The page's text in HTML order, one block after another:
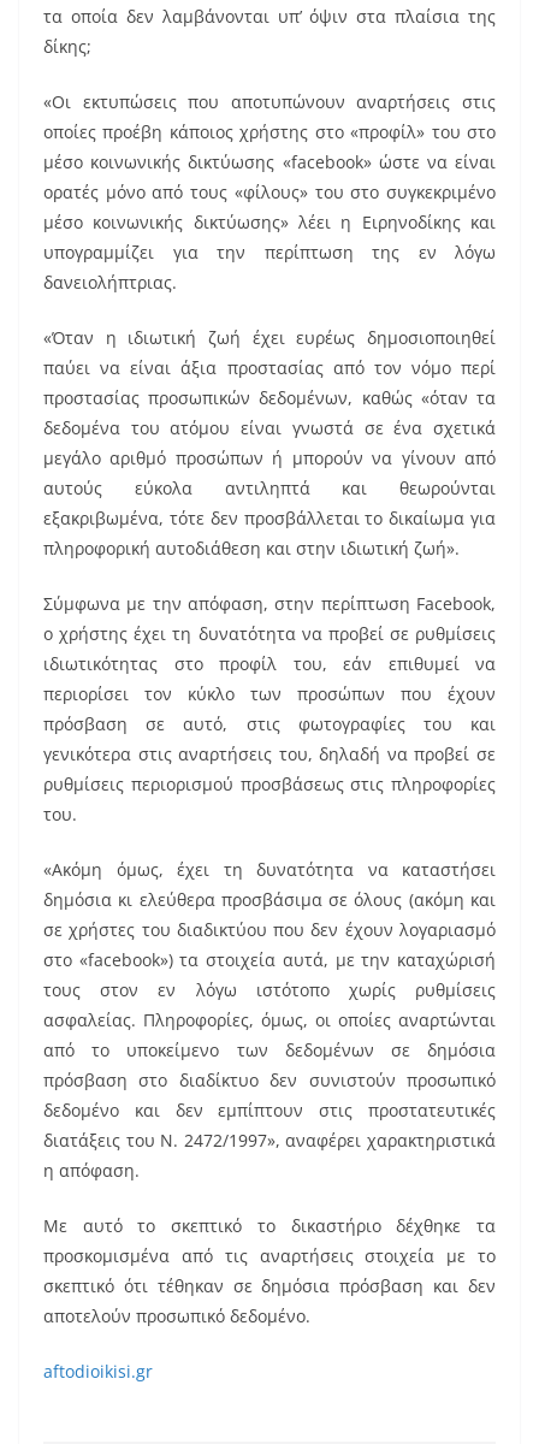
τα οποία δεν λαμβάνονται υπ’ όψιν στα πλαίσια της
δίκης;
«Οι εκτυπώσεις που αποτυπώνουν αναρτήσεις στις
οποίες προέβη κάποιος χρήστης στο «προφίλ» του στο
μέσο κοινωνικής δικτύωσης «facebook» ώστε να είναι
ορατές μόνο από τους «φίλους» του στο συγκεκριμένο
μέσο κοινωνικής δικτύωσης» λέει η Ειρηνοδίκης και
υπογραμμίζει για την περίπτωση της εν λόγω
δανειολήπτριας.
«Όταν η ιδιωτική ζωή έχει ευρέως δημοσιοποιηθεί
παύει να είναι άξια προστασίας από τον νόμο περί
προστασίας προσωπικών δεδομένων, καθώς «όταν τα
δεδομένα του ατόμου είναι γνωστά σε ένα σχετικά
μεγάλο αριθμό προσώπων ή μπορούν να γίνουν από
αυτούς εύκολα αντιληπτά και θεωρούνται
εξακριβωμένα, τότε δεν προσβάλλεται το δικαίωμα για
πληροφορική αυτοδιάθεση και στην ιδιωτική ζωή».
Σύμφωνα με την απόφαση, στην περίπτωση Facebook,
ο χρήστης έχει τη δυνατότητα να προβεί σε ρυθμίσεις
ιδιωτικότητας στο προφίλ του, εάν επιθυμεί να
περιορίσει τον κύκλο των προσώπων που έχουν
πρόσβαση σε αυτό, στις φωτογραφίες του και
γενικότερα στις αναρτήσεις του, δηλαδή να προβεί σε
ρυθμίσεις περιορισμού προσβάσεως στις πληροφορίες
του.
«Ακόμη όμως, έχει τη δυνατότητα να καταστήσει
δημόσια κι ελεύθερα προσβάσιμα σε όλους (ακόμη και
σε χρήστες του διαδικτύου που δεν έχουν λογαριασμό
στο «facebook») τα στοιχεία αυτά, με την καταχώρισή
τους στον εν λόγω ιστότοπο χωρίς ρυθμίσεις
ασφαλείας. Πληροφορίες, όμως, οι οποίες αναρτώνται
από το υποκείμενο των δεδομένων σε δημόσια
πρόσβαση στο διαδίκτυο δεν συνιστούν προσωπικό
δεδομένο και δεν εμπίπτουν στις προστατευτικές
διατάξεις του Ν. 2472/1997», αναφέρει χαρακτηριστικά
η απόφαση.
Με αυτό το σκεπτικό το δικαστήριο δέχθηκε τα
προσκομισμένα από τις αναρτήσεις στοιχεία με το
σκεπτικό ότι τέθηκαν σε δημόσια πρόσβαση και δεν
αποτελούν προσωπικό δεδομένο.
aftodioikisi.gr